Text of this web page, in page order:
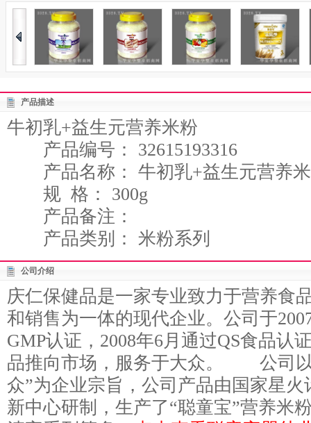
产品描述
牛初乳+益生元营养米粉
产品编号： 32615193316
产品名称： 牛初乳+益生元营养
规 格： 300g
产品备注：
产品类别： 米粉系列
公司介绍
庆仁保健品是一家专业致力于营养食
和销售为一体的现代企业。公司于
GMP认证，2008年6月通过QS食品认
品推向市场，服务于大众。 公司以
众”为企业宗旨，公司产品由国家星
新中心研制，生产了“聪童宝”营养米